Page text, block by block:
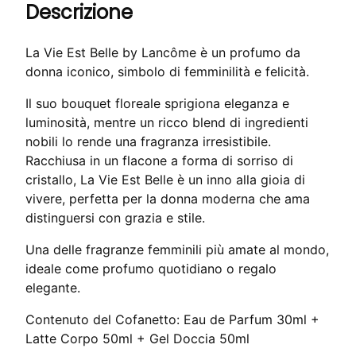
:
0
,
0
0
€
.
€
.
B
l
e
C
o
n
f
e
z
i
n
e
R
e
g
Descrizione
La Vie Est Belle by Lancôme è un profumo da
donna iconico, simbolo di femminilità e felicità.
Il suo bouquet floreale sprigiona eleganza e
luminosità, mentre un ricco blend di ingredienti
nobili lo rende una fragranza irresistibile.
Racchiusa in un flacone a forma di sorriso di
cristallo, La Vie Est Belle è un inno alla gioia di
vivere, perfetta per la donna moderna che ama
distinguersi con grazia e stile.
Una delle fragranze femminili più amate al mondo,
ideale come profumo quotidiano o regalo
elegante.
Contenuto del Cofanetto: Eau de Parfum 30ml +
Latte Corpo 50ml + Gel Doccia 50ml